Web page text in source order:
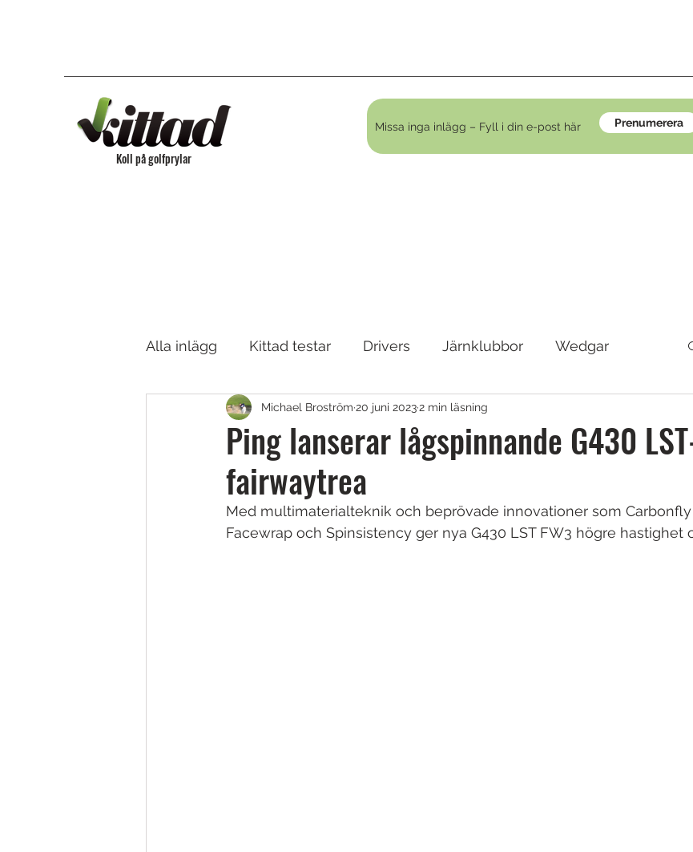
Koll på golfprylar
Prenumerera
Alla inlägg Kittad testar Drivers Järnklubbor Wedgar
Golfskor Putters Bagar & Vagnar
Fairway, Hybrider & Utility irons
Teknik & Appar Golfbollar Tävling Övrigt Sponsrat
Ping lanserar lågspinnande G430
fairwaytrea
Michael Broström 20 juni 20232 min läsning
Med multimaterialteknik och beprövade innovationer som Carbonfly
Facewrap och Spinsistency ger nya G430 LST FW3 högre hastighet